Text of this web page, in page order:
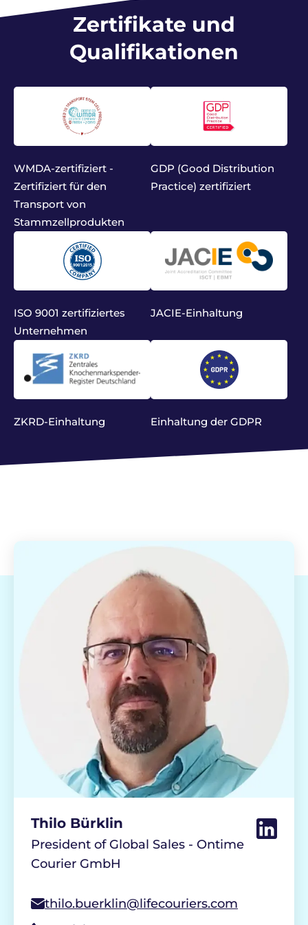
Zertifikate und
Qualifikationen
WMDA-zertifiziert -
Zertifiziert für den
Transport von
Stammzellprodukten
GDP (Good Distribution
Practice) zertifiziert
ISO 9001 zertifiziertes
Unternehmen
JACIE-Einhaltung
ZKRD-Einhaltung Einhaltung der GDPR
Thilo Bürklin
President of Global Sales - Ontime
Courier GmbH
thilo.buerklin@lifecouriers.com